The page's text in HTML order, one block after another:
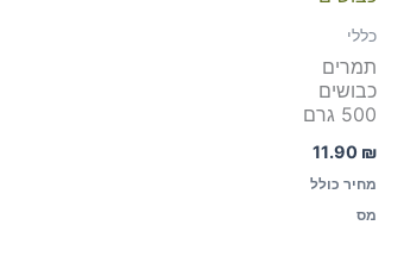
כללי
תמרים
כבושים
500 גרם
11.90 ₪
מחיר כולל
מס